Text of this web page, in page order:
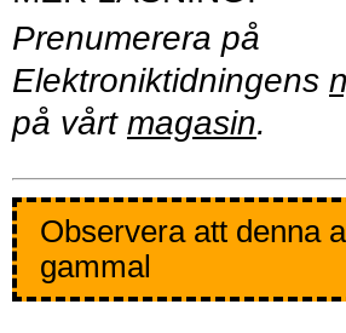
Prenumerera på
Elektroniktidningens
på vårt magasin.
Observera att denna
gammal